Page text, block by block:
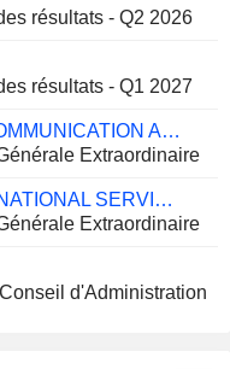
résultats - Q2 2026
résultats - Q1 2027
EDARAT COMMUNICATION AND INFORMATION TECHNOLOGY CO.
Extraordinaire
BLS INTERNATIONAL SERVICES LIMITED
Extraordinaire
d'Administration